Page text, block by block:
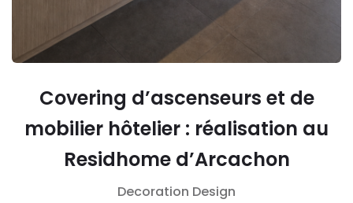
Covering d’ascenseurs et de
mobilier hôtelier : réalisation au
Residhome d’Arcachon
Decoration Design